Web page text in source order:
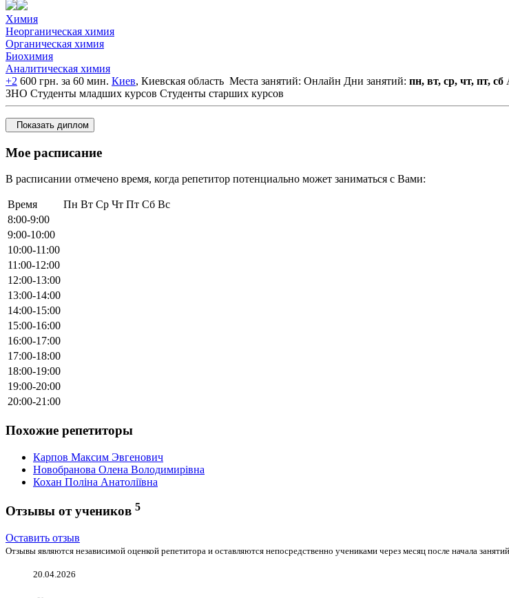
Химия
Неорганическая химия
Органическая химия
Биохимия
Аналитическая химия
+2 600 грн. за 60 мин. Киев, Киевская область Места занятий: Онлайн Дни занятий: пн, вт, ср, чт, пт, сб
ЗНО Студенты младших курсов Студенты старших курсов
Показать диплом
Мое расписание
В расписании отмечено время, когда репетитор потенциально может заниматься с Вами:
Время Пн Вт Ср Чт Пт Сб Вс
8:00-9:00
9:00-10:00
10:00-11:00
11:00-12:00
12:00-13:00
13:00-14:00
14:00-15:00
15:00-16:00
16:00-17:00
17:00-18:00
18:00-19:00
19:00-20:00
20:00-21:00
Похожие репетиторы
Карпов Максим Эвгенович
Новобранова Олена Володимирiвна
Кохан Поліна Анатоліївна
Отзывы от учеников 5
Оставить отзыв
Отзывы являются независимой оценкой репетитора и оставляются непосредственно учениками через месяц после начала
20.04.2026